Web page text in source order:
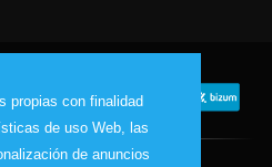
propias con finalidad
de uso Web, las
de anuncios